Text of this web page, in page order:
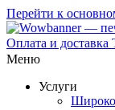
Перейти к
Оплата и доставка
Меню
Услуги